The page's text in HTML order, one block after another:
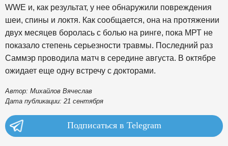
WWE и, как результат, у нее обнаружили повреждения
шеи, спины и локтя. Как сообщается, она на протяжении
двух месяцев боролась с болью на ринге, пока МРТ не
показало степень серьезности травмы. Последний раз
Саммэр проводила матч в середине августа. В октябре
ожидает еще одну встречу с докторами.
Автор: Михайлов Вячеслав
Дата публикации: 21 сентября
Подписаться в Telegram